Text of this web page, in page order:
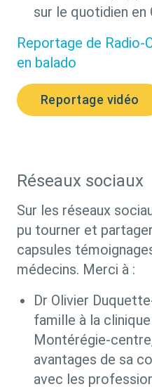
sur le quotidien en
Reportage de Radio-
en balado
Reportage vidéo
Réseaux sociaux
Sur les réseaux
pu tourner et
capsules
médecins. Merci à :
Dr Olivier
famille à la
Montérégie-
avantages de sa
avec les